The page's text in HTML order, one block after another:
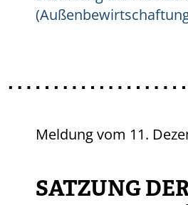
Meldung vom 11.
SATZUNG